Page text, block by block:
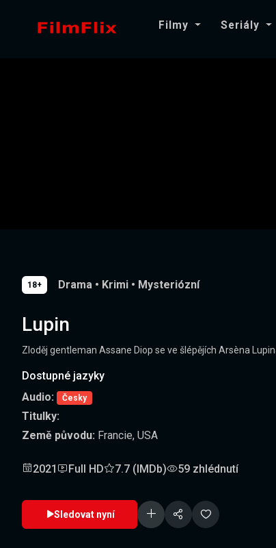
Filmy Seriály
18+ Drama • Krimi • Mysteriózní
Lupin
Zloděj gentleman Assane Diop se ve šlépějích Arsèna
Dostupné jazyky
Audio:
Česky
Titulky:
Země původu: Francie, USA
2021 Full HD 7.7 (IMDb) 59 zhlédnutí
Sledovat nyní